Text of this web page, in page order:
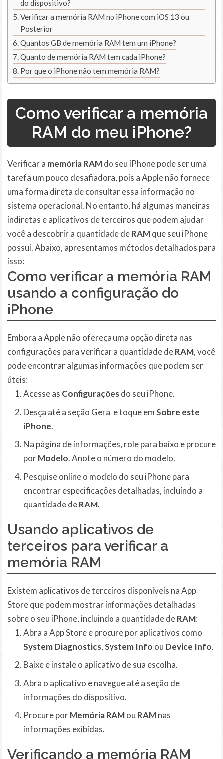
do dispositivo?
Verificar a memória RAM no iPhone com iOS 13 ou
Posterior
Quantos GB de memória RAM tem um iPhone?
Quanto de memória RAM tem cada iPhone?
Por que o iPhone não tem memória RAM?
Como verificar a memória
RAM do meu iPhone?
Verificar a memória RAMdo seu iPhone pode ser uma
tarefa um pouco desafiadora, pois a Apple não fornece
uma forma direta de consultar essa informação no
sistema operacional. No entanto, há algumas maneiras
indiretas e aplicativos de terceiros que podem ajudar
você a descobrir a quantidade deRAMque seu iPhone
possui. Abaixo, apresentamos métodos detalhados para
isso:
Como verificar a memória RAM
usando a configuração do
iPhone
Embora a Apple não ofereça uma opção direta nas
configurações para verificar a quantidade deRAM, você
pode encontrar algumas informações que podem ser
úteis:
Acesse as Configuraçõesdo seu iPhone.
Desça até a seção Geral e toque emSobre este
iPhone.
Na página de informações, role para baixo e procure
porModelo. Anote o número do modelo.
Pesquise online o modelo do seu iPhone para
encontrar especificações detalhadas, incluindo a
quantidade deRAM.
Usando aplicativos de
terceiros para verificar a
memória RAM
Existem aplicativos de terceiros disponíveis na App
Store que podem mostrar informações detalhadas
sobre o seu iPhone, incluindo a quantidade deRAM:
Abra a App Store e procure por aplicativos como
System Diagnostics,System Info ou Device Info.
Baixe e instale o aplicativo de sua escolha.
Abra o aplicativo e navegue até a seção de
informações do dispositivo.
Procure porMemória RAMou RAMnas
informações exibidas.
Verificando a memória RAM